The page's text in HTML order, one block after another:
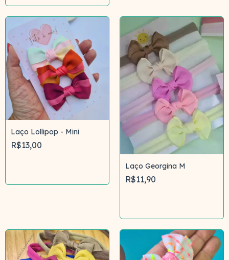
Laço Lollipop - Mini
R$13,00
Laço Georgina M
R$11,90